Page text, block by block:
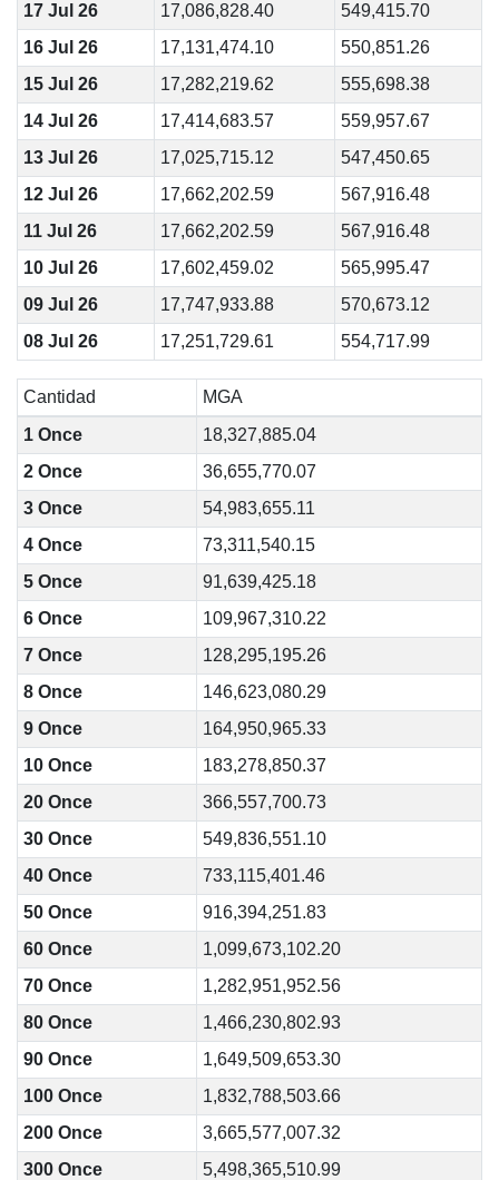
17 Jul 26
17,086,828.40
549,415.70
16 Jul 26
17,131,474.10
550,851.26
15 Jul 26
17,282,219.62
555,698.38
14 Jul 26
17,414,683.57
559,957.67
13 Jul 26
17,025,715.12
547,450.65
12 Jul 26
17,662,202.59
567,916.48
11 Jul 26
17,662,202.59
567,916.48
10 Jul 26
17,602,459.02
565,995.47
09 Jul 26
17,747,933.88
570,673.12
08 Jul 26
17,251,729.61 554,717.99
Cantidad
MGA
1 Once
18,327,885.04
2 Once
36,655,770.07
3 Once
54,983,655.11
4 Once
73,311,540.15
5 Once
91,639,425.18
6 Once
109,967,310.22
7 Once
128,295,195.26
8 Once
146,623,080.29
9 Once
164,950,965.33
10 Once
183,278,850.37
20 Once
366,557,700.73
30 Once
549,836,551.10
40 Once
733,115,401.46
50 Once
916,394,251.83
60 Once
1,099,673,102.20
70 Once
1,282,951,952.56
80 Once
1,466,230,802.93
90 Once
1,649,509,653.30
100 Once
1,832,788,503.66
200 Once
3,665,577,007.32
300 Once
5,498,365,510.99